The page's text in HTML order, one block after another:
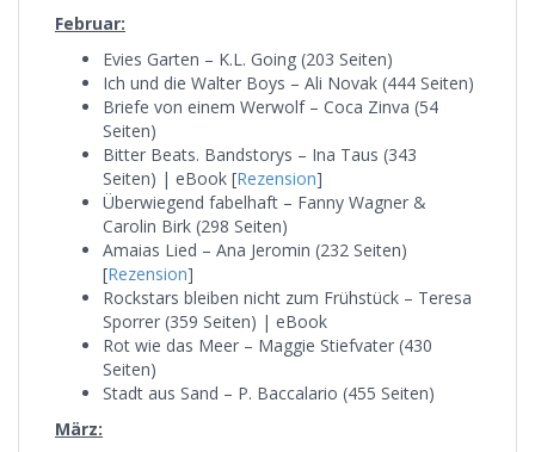
Februar:
Evies Garten – K.L. Going (203 Seiten)
Ich und die Walter Boys – Ali Novak (444 Seiten)
Briefe von einem Werwolf – Coca Zinva (54
Seiten)
Bitter Beats. Bandstorys – Ina Taus (343
Seiten) | eBook [Rezension]
Überwiegend fabelhaft – Fanny Wagner &
Carolin Birk (298 Seiten)
Amaias Lied – Ana Jeromin (232 Seiten)
[Rezension]
Rockstars bleiben nicht zum Frühstück – Teresa
Sporrer (359 Seiten) | eBook
Rot wie das Meer – Maggie Stiefvater (430
Seiten)
Stadt aus Sand – P. Baccalario (455 Seiten)
März: